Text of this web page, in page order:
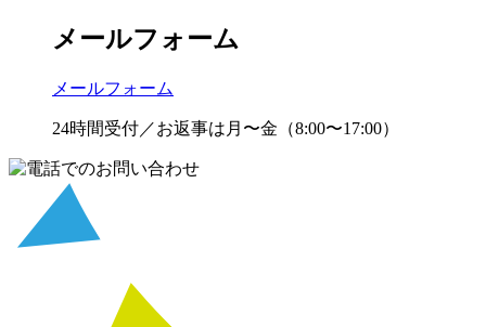
メールフォーム
メールフォーム
24時間受付／お返事は月〜金（8:00〜17:00）